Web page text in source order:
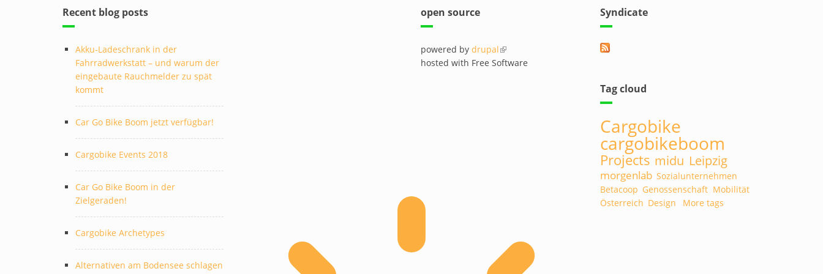
Recent blog posts
Akku-Ladeschrank in der
Fahrradwerkstatt – und warum der
eingebaute Rauchmelder zu spät
kommt
Car Go Bike Boom jetzt verfügbar!
Cargobike Events 2018
Car Go Bike Boom in der
Zielgeraden!
Cargobike Archetypes
Alternativen am Bodensee schlagen
open source
powered by drupal(link is external)
hosted with Free Software
Syndicate
Tag cloud
Cargobike
cargobikeboom
Projects midu Leipzig
morgenlab Sozialunternehmen
Betacoop Genossenschaft Mobilität
Österreich Design More tags